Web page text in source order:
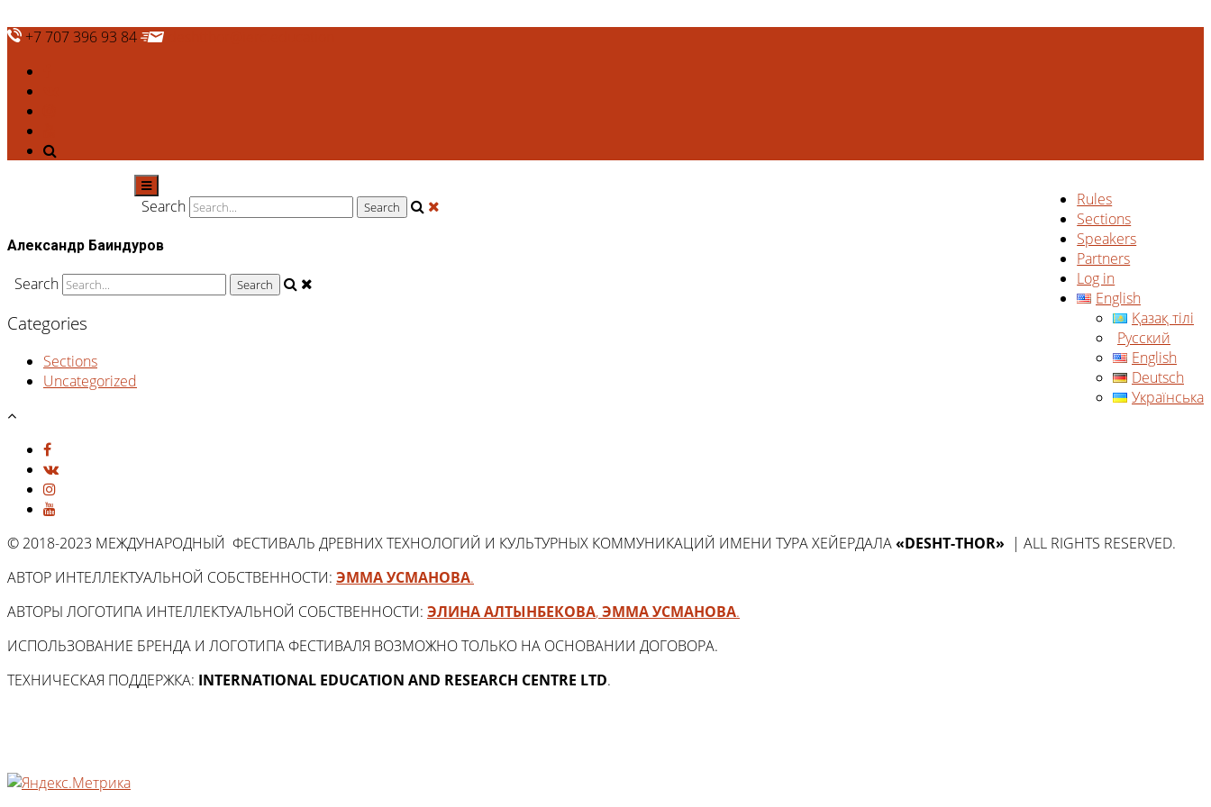
+7 707 396 93 84
Rules
Sections
Speakers
Partners
Log in
English
Қазақ тілі
Русский
English
Deutsch
Українська
Search
Александр Баиндуров
Search
Categories
Sections
Uncategorized
© 2018-2023 МЕЖДУНАРОДНЫЙ ФЕСТИВАЛЬ ДРЕВНИХ ТЕХНОЛОГИЙ И КУЛЬТУРНЫХ КОММУНИКАЦИЙ ИМЕНИ ТУРА ХЕЙЕРДАЛА«DESHT-THOR» | ALL RIGHTS RESERVED.
АВТОР ИНТЕЛЛЕКТУАЛЬНОЙ СОБСТВЕННОСТИ: ЭММА УСМАНОВА.
АВТОРЫ ЛОГОТИПА ИНТЕЛЛЕКТУАЛЬНОЙ СОБСТВЕННОСТИ: ЭЛИНА АЛТЫНБЕКОВА,ЭММА УСМАНОВА.
ИСПОЛЬЗОВАНИЕ БРЕНДА И ЛОГОТИПА ФЕСТИВАЛЯ ВОЗМОЖНО ТОЛЬКО НА ОСНОВАНИИ ДОГОВОРА.
ТЕХНИЧЕСКАЯ ПОДДЕРЖКА: INTERNATIONAL EDUCATION AND RESEARCH CENTRE LTD.